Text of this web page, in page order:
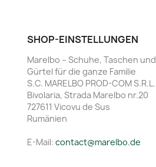
SHOP-EINSTELLUNGEN
Marelbo – Schuhe, Taschen und
Gürtel für die ganze Familie
S.C. MARELBO PROD-COM S.R.L.
Bivolaria, Strada Marelbo nr.20
727611 Vicovu de Sus
Rumänien
E-Mail: contact@marelbo.de